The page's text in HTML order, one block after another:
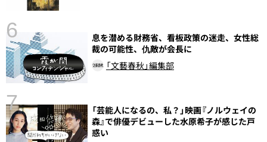
6
息を潜める財務省、看板政策の迷走、女性総
裁の可能性、仇敵が会長に
「文藝春秋」編集部
7
「芸能人になるの、私？」映画『ノルウェイの
森』で俳優デビューした水原希子が感じた戸
惑い